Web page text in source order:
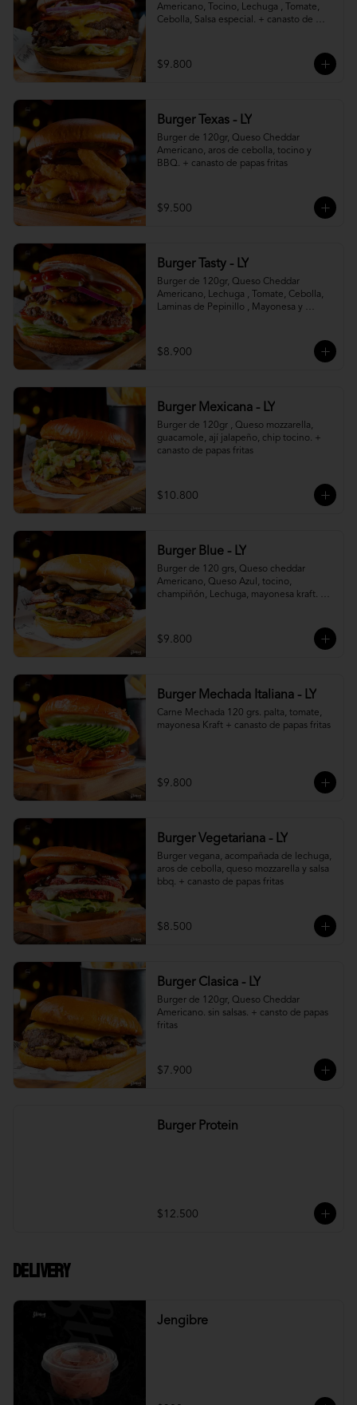
Americano, Tocino, Lechuga , Tomate,
Cebolla, Salsa especial. + canasto de
$9.800
Burger Texas - LY
Burger de 120gr, Queso Cheddar
Americano, aros de cebolla, tocino y
BBQ. + canasto de papas fritas
$9.500
Burger Tasty - LY
Burger de 120gr, Queso Cheddar
Americano, Lechuga , Tomate, Cebolla,
Laminas de Pepinillo , Mayonesa y
$8.900
Burger Mexicana - LY
Burger de 120gr , Queso mozzarella,
guacamole, ají jalapeño, chip tocino. +
canasto de papas fritas
$10.800
Burger Blue - LY
Burger de 120 grs, Queso cheddar
Americano, Queso Azul, tocino,
champiñón, Lechuga, mayonesa kraft. +
$9.800
Burger Mechada Italiana - LY
Carne Mechada 120 grs. palta, tomate,
mayonesa Kraft + canasto de papas fritas
$9.800
Burger Vegetariana - LY
Burger vegana, acompañada de lechuga,
aros de cebolla, queso mozzarella y salsa
bbq. + canasto de papas fritas
$8.500
Burger Clasica - LY
Burger de 120gr, Queso Cheddar
Americano. sin salsas. + cansto de papas
fritas
$7.900
Burger Protein
$12.500
DELIVERY
Jengibre